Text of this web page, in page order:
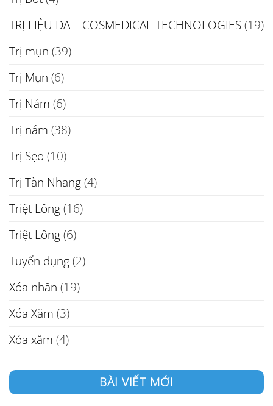
TRỊ LIỆU DA – COSMEDICAL TECHNOLOGIES(19)
Trị mụn (39)
Trị Mụn (6)
Trị Nám (6)
Trị nám (38)
Trị Sẹo (10)
Trị Tàn Nhang(4)
Triệt Lông(16)
Triệt Lông(6)
Tuyển dụng(2)
Xóa nhăn (19)
Xóa Xăm (3)
Xóa xăm (4)
BÀI VIẾT MỚI